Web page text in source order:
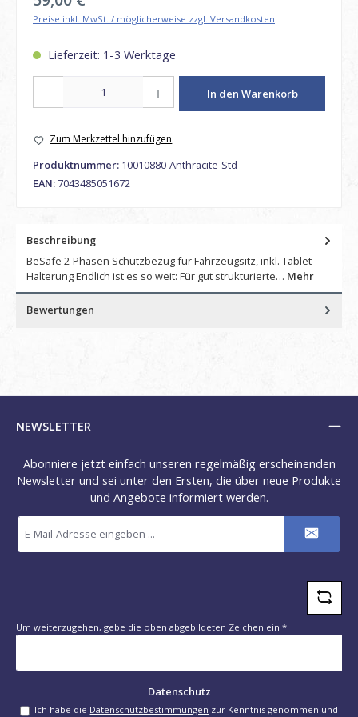
Preise inkl. MwSt. / möglicherweise zzgl. Versandkosten
Lieferzeit: 1-3 Werktage
In den Warenkorb
Zum Merkzettel hinzufügen
Produktnummer: 10010880-Anthracite-Std
EAN: 7043485051672
Beschreibung
BeSafe 2-Phasen Schutzbezug für Fahrzeugsitz, inkl. Tablet-
Halterung Endlich ist es so weit: Für gut strukturierte… Mehr
Bewertungen
NEWSLETTER
Abonniere jetzt einfach unseren regelmäßig erscheinenden
Newsletter und sei unter den Ersten, die über neue Produkte
und Angebote informiert werden.
E-
Mail-
Um weiterzugehen, gebe die oben abgebildeten Zeichen ein *
Datenschutz
Ich habe die Datenschutzbestimmungen zur Kenntnis genommen und